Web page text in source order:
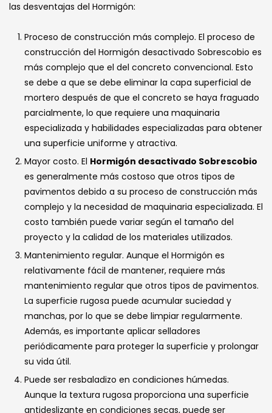
las desventajas del Hormigón:
Proceso de construcción más complejo. El proceso de
construcción del Hormigón desactivado Sobrescobio es
más complejo que el del concreto convencional. Esto
se debe a que se debe eliminar la capa superficial de
mortero después de que el concreto se haya fraguado
parcialmente, lo que requiere una maquinaria
especializada y habilidades especializadas para obtener
una superficie uniforme y atractiva.
Mayor costo. El Hormigón desactivado Sobrescobio
es generalmente más costoso que otros tipos de
pavimentos debido a su proceso de construcción más
complejo y la necesidad de maquinaria especializada. El
costo también puede variar según el tamaño del
proyecto y la calidad de los materiales utilizados.
Mantenimiento regular. Aunque el Hormigón es
relativamente fácil de mantener, requiere más
mantenimiento regular que otros tipos de pavimentos.
La superficie rugosa puede acumular suciedad y
manchas, por lo que se debe limpiar regularmente.
Además, es importante aplicar selladores
periódicamente para proteger la superficie y prolongar
su vida útil.
Puede ser resbaladizo en condiciones húmedas.
Aunque la textura rugosa proporciona una superficie
antideslizante en condiciones secas, puede ser